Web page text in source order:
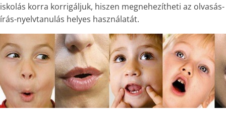
iskolás korra korrigáljuk, hiszen megnehezítheti az olvasás-
írás-nyelvtanulás helyes használatát.